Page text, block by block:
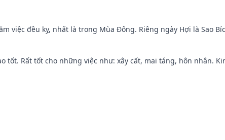
việc đều kỵ, nhất là trong Mùa Đông. Riêng ngày Hợi là Sao
tốt. Rất tốt cho những việc như: xây cất, mai táng, hôn nhân.